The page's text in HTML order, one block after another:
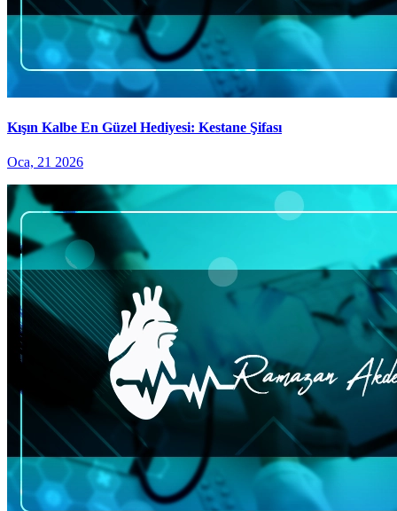
Kışın Kalbe En Güzel Hediyesi: Kestane Şifası
Oca, 21 2026